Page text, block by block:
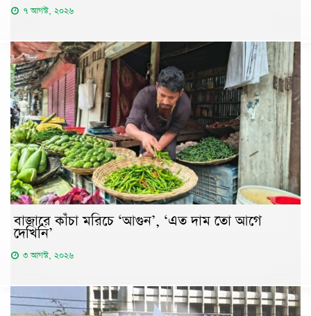
৭ আগস্ট, ২০২৬
বাজারে কাঁচা মরিচে ‘আগুন’, ‘এত দাম তো আগে
দেখিনি’
৩ আগস্ট, ২০২৬